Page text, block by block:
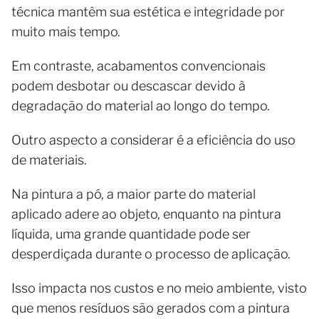
técnica mantêm sua estética e integridade por
muito mais tempo.
Em contraste, acabamentos convencionais
podem desbotar ou descascar devido à
degradação do material ao longo do tempo.
Outro aspecto a considerar é a eficiência do uso
de materiais.
Na pintura a pó, a maior parte do material
aplicado adere ao objeto, enquanto na pintura
líquida, uma grande quantidade pode ser
desperdiçada durante o processo de aplicação.
Isso impacta nos custos e no meio ambiente, visto
que menos resíduos são gerados com a pintura